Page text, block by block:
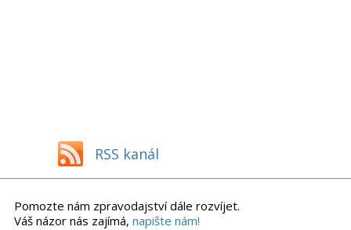
RSS kanál
Pomozte nám zpravodajství dále rozvíjet.
Váš názor nás zajímá, napište nám!